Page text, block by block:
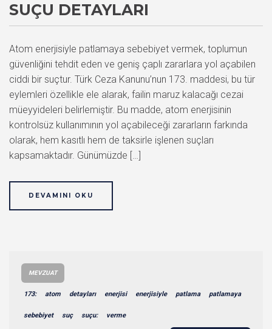
SUÇU DETAYLARI
Atom enerjisiyle patlamaya sebebiyet vermek, toplumun
güvenliğini tehdit eden ve geniş çaplı zararlara yol açabilen
ciddi bir suçtur. Türk Ceza Kanunu’nun 173. maddesi, bu tür
eylemleri özellikle ele alarak, failin maruz kalacağı cezai
müeyyideleri belirlemiştir. Bu madde, atom enerjisinin
kontrolsüz kullanımının yol açabileceği zararların farkında
olarak, hem kasıtlı hem de taksirle işlenen suçları
kapsamaktadır. Günümüzde […]
DEVAMINI OKU
MEVZUAT
173: atom detayları enerjisi enerjisiyle patlama patlamaya
sebebiyet suç suçu: verme